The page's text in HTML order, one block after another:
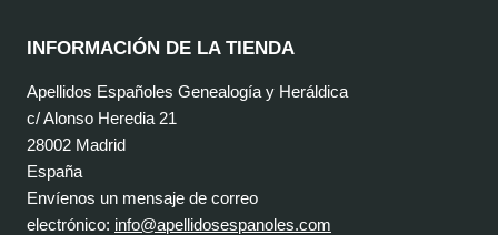
INFORMACIÓN DE LA TIENDA
Apellidos Españoles Genealogía y Heráldica
c/ Alonso Heredia 21
28002 Madrid
España
Envíenos un mensaje de correo
electrónico: info@apellidosespanoles.com